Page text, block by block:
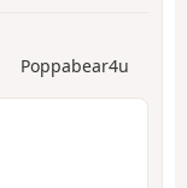
Poppabear4u